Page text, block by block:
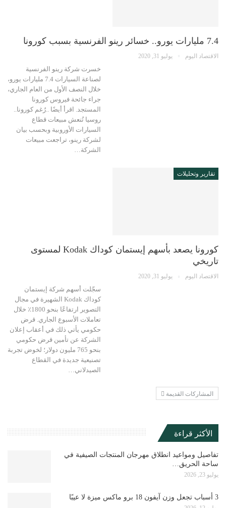
7.4 مليارات يورو.. خسائر رينو الفرنسية بسبب كورونا
الاقتصاد اليوم يوليو 31, 2020
خسرت شركة رينو الفرنسية
لصناعة السيارات 7.4 مليارات يورو،
خلال النصف الأول من العام الجاري،
جراء جائحة فيروس كورونا
المستجد. اقرأ أيضًا ..رُغم كورونا..
روسيا تُنعش مبيعات قطاع
السيارات الأوروبية وبحسب بيان
لشركة رينو، تراجعت مبيعات
الشركة…
تقارير وتحليلات
كورونا يصعد بأسهم إيستمان كوداك Kodak لمستوى
تاريخي
الاقتصاد اليوم يوليو 31, 2020
سجّلت أسهم شركة إيستمان
كوداك Kodak الشهيرة في مجال
التصوير ارتفاعًا بنحو 1800٪ خلال
تعاملات الأسبوع الجاري. قرض
حكومي يأتي ذلك في أعقاب إعلان
الشركة عن تأمين قرض حكومي
بنحو 765 مليون دولار؛ لخوض تجربة
تصنيعية جديدة في القطاع
الصيدلاني…
المشاركات القديمة
الأكثر قراءة
تفاصيل ومواعيد انطلاق مهرجان المنتجات الصيفية في
ساحة الحريق…
يوليو 23, 2026
3 أسباب تجعل وزن آيفون 18 برو ماكس ميزة لا عيبًا